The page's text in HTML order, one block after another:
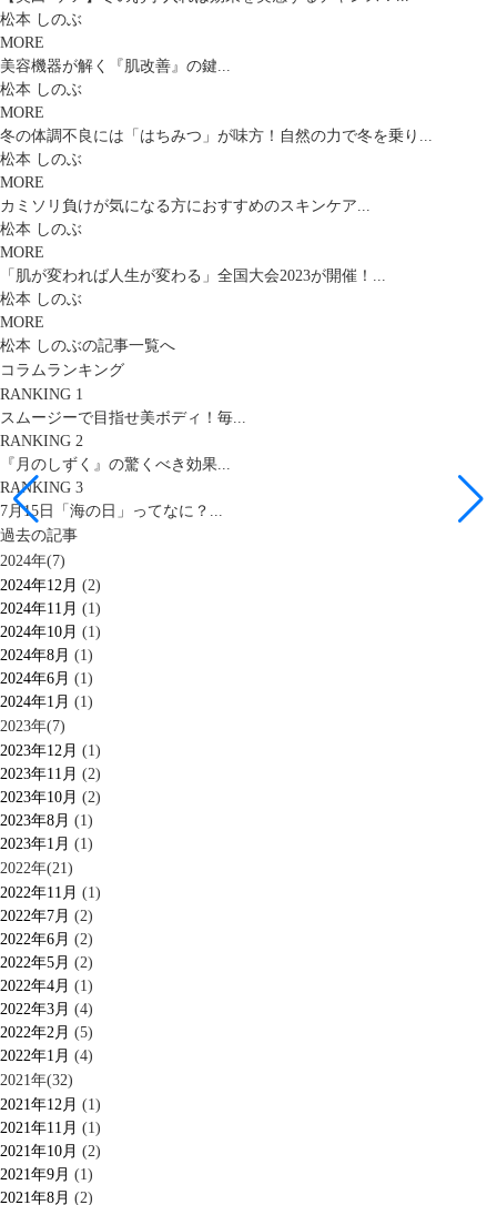
松本 しのぶ
MORE
美容機器が解く『肌改善』の鍵...
松本 しのぶ
MORE
冬の体調不良には「はちみつ」が味方！自然の力で冬を乗り...
松本 しのぶ
MORE
カミソリ負けが気になる方におすすめのスキンケア...
松本 しのぶ
MORE
「肌が変われば人生が変わる」全国大会2023が開催！...
松本 しのぶ
MORE
松本 しのぶの記事一覧へ
コラムランキング
RANKING 1
スムージーで目指せ美ボディ！毎...
RANKING 2
『月のしずく』の驚くべき効果...
RANKING 3
7月15日「海の日」ってなに？...
過去の記事
2024年(7)
2024年12月 (2)
2024年11月 (1)
2024年10月 (1)
2024年8月 (1)
2024年6月 (1)
2024年1月 (1)
2023年(7)
2023年12月 (1)
2023年11月 (2)
2023年10月 (2)
2023年8月 (1)
2023年1月 (1)
2022年(21)
2022年11月 (1)
2022年7月 (2)
2022年6月 (2)
2022年5月 (2)
2022年4月 (1)
2022年3月 (4)
2022年2月 (5)
2022年1月 (4)
2021年(32)
2021年12月 (1)
2021年11月 (1)
2021年10月 (2)
2021年9月 (1)
2021年8月 (2)